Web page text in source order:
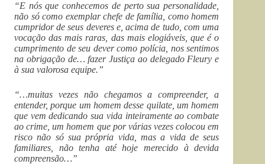
“E nós que conhecemos de perto sua personalidade,
não só como exemplar chefe de família, como homem
cumpridor de seus deveres e, acima de tudo, com uma
vocação das mais raras, das mais elogiáveis, que é o
cumprimento de seu dever como polícia, nos sentimos
na obrigação de… fazer Justiça ao delegado Fleury e
à sua valorosa equipe.”
“…muitas vezes não chegamos a compreender, a
entender, porque um homem desse quilate, um homem
que vem dedicando sua vida inteiramente ao combate
ao crime, um homem que por várias vezes colocou em
risco não só sua própria vida, mas a vida de seus
familiares, não tenha até hoje merecido à devida
compreensão…”